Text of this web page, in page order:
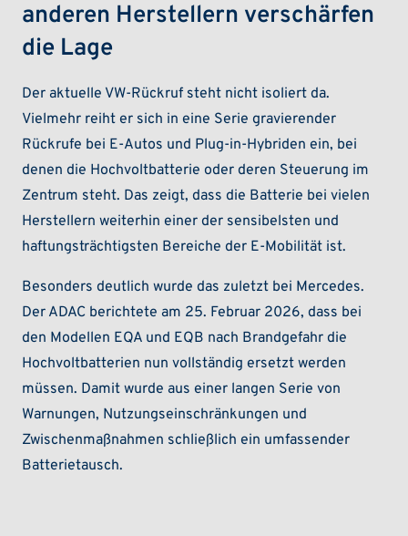
anderen Herstellern verschärfen
die Lage
Der aktuelle VW-Rückruf steht nicht isoliert da.
Vielmehr reiht er sich in eine Serie gravierender
Rückrufe bei E-Autos und Plug-in-Hybriden ein, bei
denen die Hochvoltbatterie oder deren Steuerung im
Zentrum steht. Das zeigt, dass die Batterie bei vielen
Herstellern weiterhin einer der sensibelsten und
haftungsträchtigsten Bereiche der E-Mobilität ist.
Besonders deutlich wurde das zuletzt bei Mercedes.
Der ADAC berichtete am 25. Februar 2026, dass bei
den Modellen EQA und EQB nach Brandgefahr die
Hochvoltbatterien nun vollständig ersetzt werden
müssen. Damit wurde aus einer langen Serie von
Warnungen, Nutzungseinschränkungen und
Zwischenmaßnahmen schließlich ein umfassender
Batterietausch.